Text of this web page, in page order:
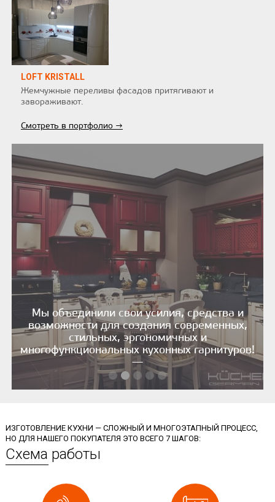
LOFT KRISTALL
Жемчужные переливы фасадов притягивают и
завораживают.
Смотреть в портфолио →
Мы объединили свои усилия, средства и
возможности для создания современных,
стильных, эргономичных и
многофункциональных кухонных гарнитуров!
—
ИЗГОТОВЛЕНИЕ КУХНИ — СЛОЖНЫЙ И МНОГОЭТАПНЫЙ ПРОЦЕСС,
НО ДЛЯ НАШЕГО ПОКУПАТЕЛЯ ЭТО ВСЕГО 7 ШАГОВ:
Схема работы